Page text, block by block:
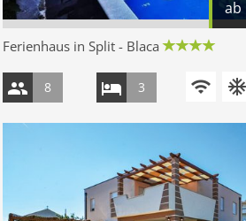
ab
Ferienhaus in Split - Blaca
8 3